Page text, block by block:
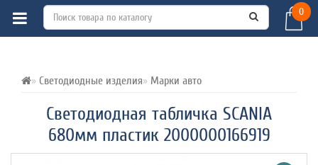
0
Светодиодные изделия Марки авто
Светодиодная табличка SCANIA
680мм пластик 2000000166919
ВСЕ О ТОВАРЕ ХАРАКТЕРИСТИКИ